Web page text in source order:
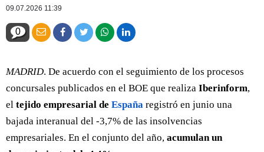
09.07.2026 11:39
0
MADRID. De acuerdo con el seguimiento de los procesos
concursales publicados en el BOE que realiza Iberinform,
el tejido empresarial de España registró en junio una
bajada interanual del -3,7% de las insolvencias
empresariales. En el conjunto del año, acumulan un